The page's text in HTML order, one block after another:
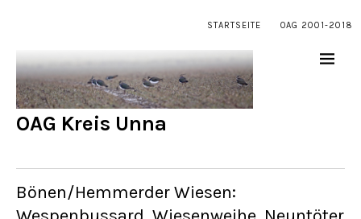
STARTSEITE OAG 2001-2018
OAG Kreis Unna
Bönen/Hemmerder Wiesen: